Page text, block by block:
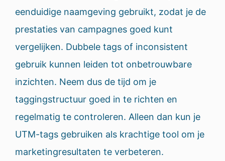
eenduidige naamgeving gebruikt, zodat je de
prestaties van campagnes goed kunt
vergelijken. Dubbele tags of inconsistent
gebruik kunnen leiden tot onbetrouwbare
inzichten. Neem dus de tijd om je
taggingstructuur goed in te richten en
regelmatig te controleren. Alleen dan kun je
UTM-tags gebruiken als krachtige tool om je
marketingresultaten te verbeteren.